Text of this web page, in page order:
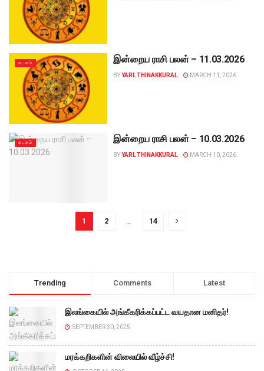
கடகம் இன்றைய ராசி பலன் – 11.03.2026
BYYARL THINAKKURAL MARCH 11, 2026
கடகம் இன்றைய ராசி பலன் – 10.03.2026
BYYARL THINAKKURAL MARCH 10, 2026
1 2 … 14
Trending Comments Latest
இலங்கையில் அங்கீகரிக்கப்பட்ட வயதான மனிதர்!
SEPTEMBER 30, 2025
மரக்கறிகளின் விலையில் வீழ்ச்சி!